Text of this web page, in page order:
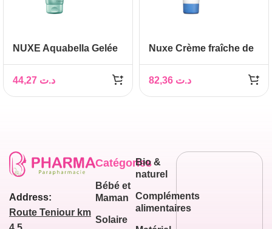
NUXE Aquabella Gelée
Exfoliante 150ml
د.ت
Nuxe Crème fraîche de
hydratant 48h, 50 ml
د.ت
Address:
Route Teniour km
Catégories
Bébé et
Maman
Solaire
Bio &
naturel
Compléments
alimentaires